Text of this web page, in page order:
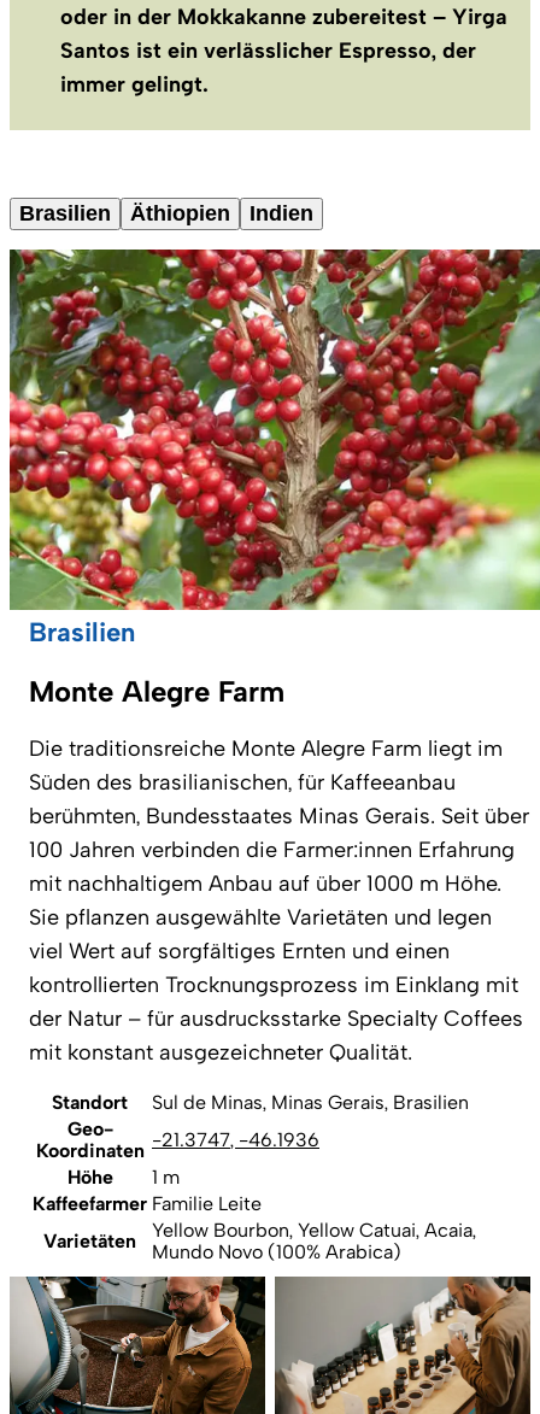
oder in der Mokkakanne zubereitest – Yirga
Santos ist ein verlässlicher Espresso, der
immer gelingt.
Brasilien Äthiopien Indien
Brasilien
Monte Alegre Farm
Die traditionsreiche Monte Alegre Farm liegt im
Süden des brasilianischen, für Kaffeeanbau
berühmten, Bundesstaates Minas Gerais. Seit über
100 Jahren verbinden die Farmer:innen Erfahrung
mit nachhaltigem Anbau auf über 1000 m Höhe.
Sie pflanzen ausgewählte Varietäten und legen
viel Wert auf sorgfältiges Ernten und einen
kontrollierten Trocknungsprozess im Einklang mit
der Natur – für ausdrucksstarke Specialty Coffees
mit konstant ausgezeichneter Qualität.
Standort
Sul de Minas, Minas Gerais, Brasilien
Geo-
Koordinaten -21.3747, -46.1936
Höhe
1 m
Kaffeefarmer Familie Leite
Varietäten
Yellow Bourbon, Yellow Catuai, Acaia,
Mundo Novo (100% Arabica)